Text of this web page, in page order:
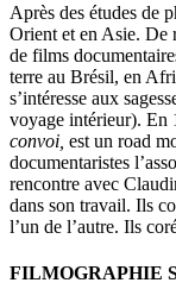
Après des études de
Orient et en Asie. De
de films
terre au Brésil, en
s’intéresse aux
voyage intérieur). En
convoi, est un road
documentaristes
rencontre avec
dans son travail. Ils
l’un de l’autre. Ils
FILMOGRAPHIE